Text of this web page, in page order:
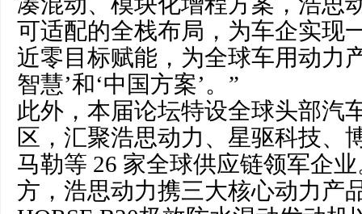
可适配的全栈布局，为车企实现
近零目标赋能，为全球车用动力
智慧’和‘中国方案’。”
此外，本届论坛特设全球头部汽
区，汇聚浩思动力、星驱科技、
马勒等 26 家全球供应链领军企
方，浩思动力携三大核心动力产